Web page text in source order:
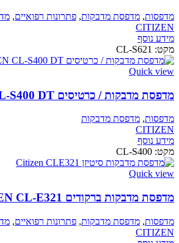
מדפסות, מדפסת מדבקות, פתרונות רפואיים,
CITIZEN
מידע נוסף
מקט: CL-S621
Quick view
מדפסת מדבקות / כרטיסים CITIZEN CL-S400 DT
מדפסות, מדפסת מדבקות
CITIZEN
מידע נוסף
מקט: CL-S400
Quick view
מדפסת מדבקות ברקודים CITIZEN CL-E321
מדפסות, מדפסת מדבקות, פתרונות רפואיים,
CITIZEN